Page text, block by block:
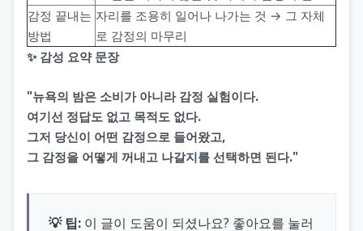
감정 끝내는
방법
자리를 조용히 일어나 나가는 것 → 그 자체
로 감정의 마무리
✨ 감성 요약 문장
"뉴욕의 밤은 소비가 아니라 감정 실험이다.
여기선 정답도 없고 목적도 없다.
그저 당신이 어떤 감정으로 들어왔고,
그 감정을 어떻게 꺼내고 나갈지를 선택하면 된다."
💡 팁: 이 글이 도움이 되셨나요? 좋아요를 눌러